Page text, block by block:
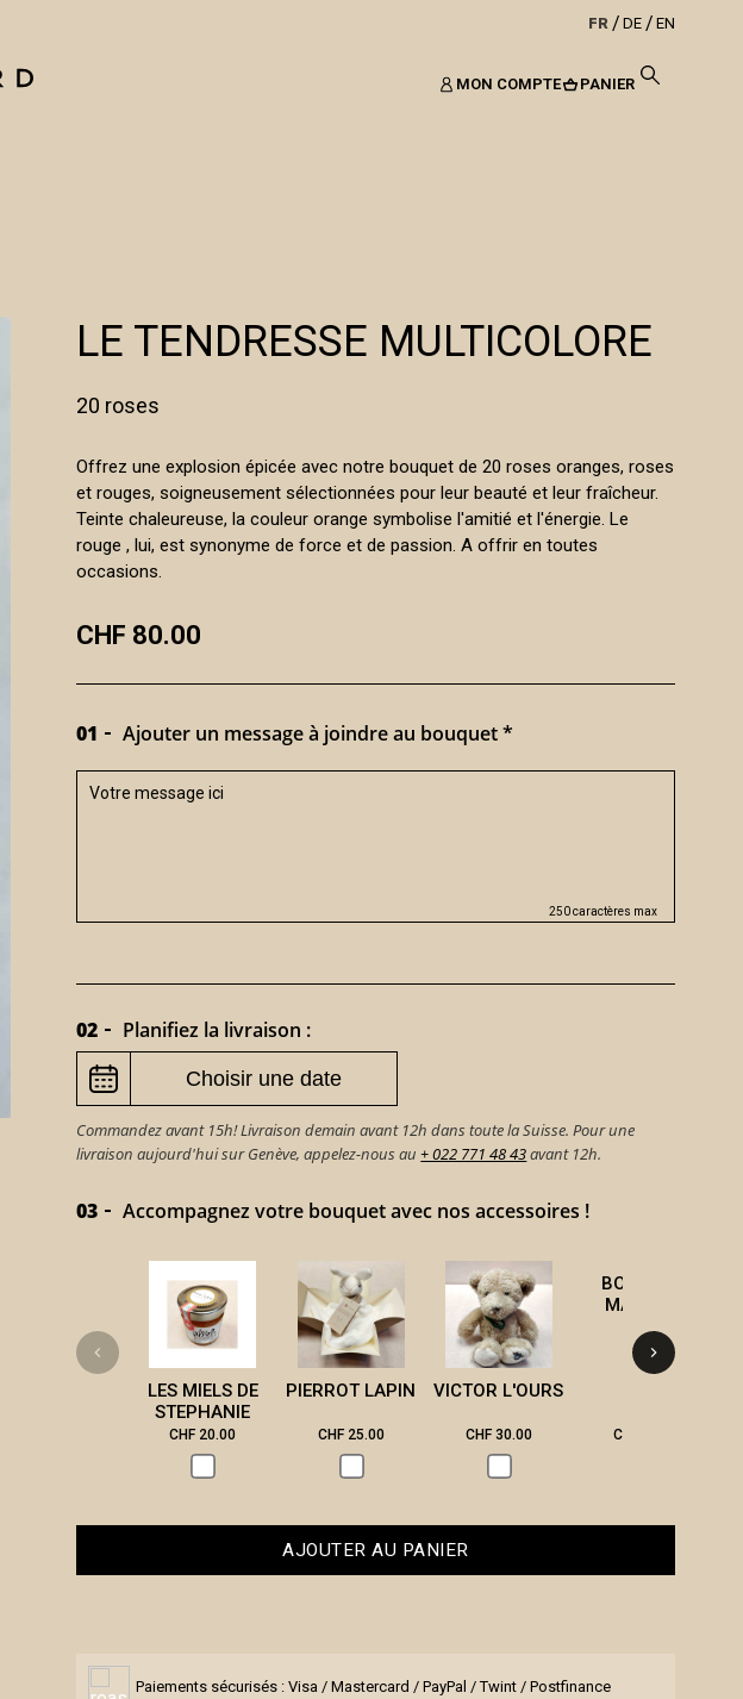
FR DE EN
MON COMPTE PANIER
LE TENDRESSE MULTICOLORE
20 roses
Offrez une explosion épicée avec notre bouquet de 20 roses oranges, roses
et rouges, soigneusement sélectionnées pour leur beauté et leur fraîcheur.
Teinte chaleureuse, la couleur orange symbolise l'amitié et l'énergie. Le
rouge , lui, est synonyme de force et de passion. A offrir en toutes
occasions.
CHF 80.00
01 Ajouter un message à joindre au bouquet *
250 caractères max
02 Planifiez la livraison :
Commandez avant 15h! Livraison demain avant 12h dans toute la Suisse. Pour une
livraison aujourd'hui sur Genève, appelez-nous au+ 022 771 48 43avant 12h.
03 Accompagnez votre bouquet avec nos accessoires !
LES MIELS DE
STEPHANIE
CHF 20.00
PIERROT LAPIN
CHF 25.00
VICTOR L'OURS
CHF 30.00
BOUGIE DE
MASSAGE
CHF 28.00
AJOUTER AU PANIER
Paiements sécurisés : Visa / Mastercard / PayPal / Twint / Postfinance